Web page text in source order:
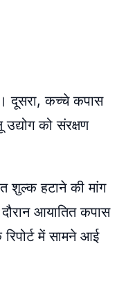
दूसरा, कच्चे कपास
को संरक्षण
शुल्क हटाने की मांग
आयातित कपास
में सामने आई